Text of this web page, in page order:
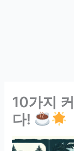
10가지
다!